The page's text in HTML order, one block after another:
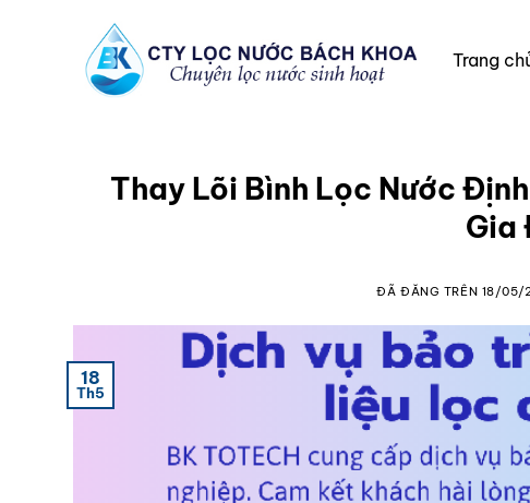
Trang
Thay Lõi Bình Lọc Nước
Gia
ĐÃ ĐĂNG TRÊN 18/05/
18
Th5